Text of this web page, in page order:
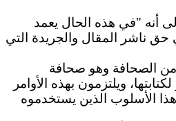
أنه "في هذه الحال يعمد
ناشر المقال والجريدة التي
امتهنوا هذا النوع من الصحافة وهو صحافة
ويلتزمون بهذه الأوامر
الأسلوب الذين يستخدموه